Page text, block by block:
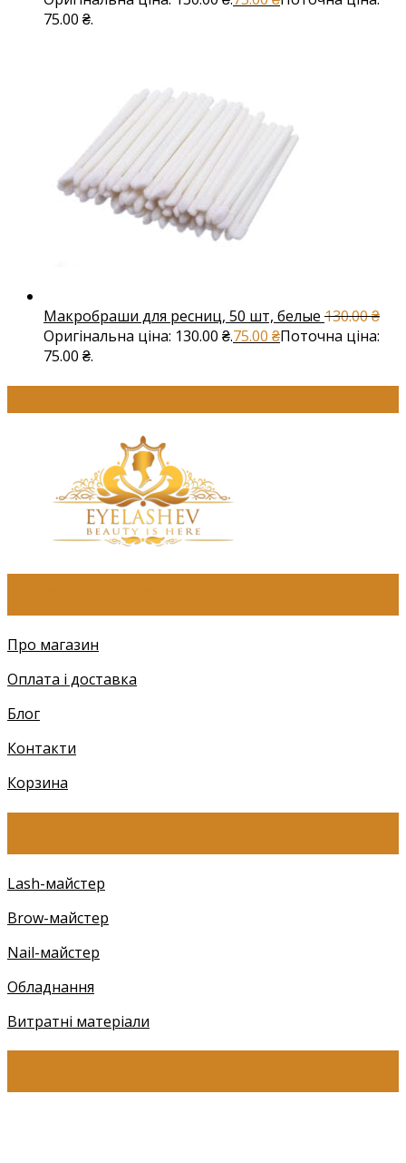
75.00 ₴.
Макробраши для ресниц, 50 шт, белые 130.00₴
Оригінальна ціна: 130.00 ₴.75.00 ₴Поточна ціна:
75.00 ₴.
Про магазин
Оплата і доставка
Блог
Контакти
Корзина
Lash-майстер
Brow-майстер
Nail-майстер
Обладнання
Витратні матеріали